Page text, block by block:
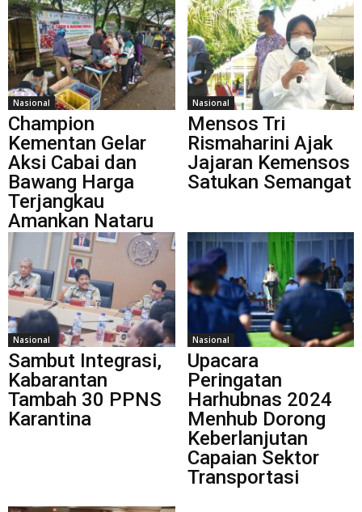
Nasional
Champion
Kementan Gelar
Aksi Cabai dan
Bawang Harga
Terjangkau
Amankan Nataru
Nasional
Mensos Tri
Rismaharini Ajak
Jajaran Kemensos
Satukan Semangat
Nasional
Sambut Integrasi,
Kabarantan
Tambah 30 PPNS
Karantina
Nasional
Upacara
Peringatan
Harhubnas 2024
Menhub Dorong
Keberlanjutan
Capaian Sektor
Transportasi